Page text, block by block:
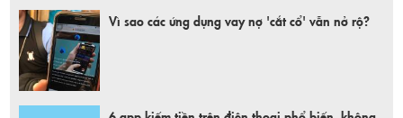
Vì sao các ứng dụng vay nợ 'cắt cổ' vẫn nở rộ?